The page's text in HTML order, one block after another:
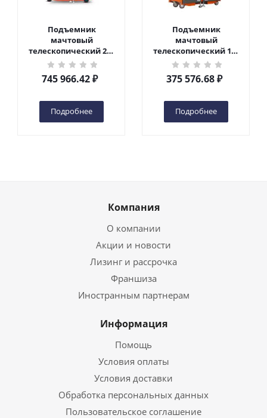
Подъемник
мачтовый
телескопический 200
кг 10 м TOR GTWY10-
200S DC 2-мачтовый
(автономный) (N) в
745 966.42₽
Подробнее
Подъемник
мачтовый
телескопический 125
кг 6 м TOR GTWY6-100
DC 1-мачтовый
(автономный) (G) в
375 576.68₽
Подробнее
Компания
О компании
Акции и новости
Лизинг и рассрочка
Франшиза
Иностранным партнерам
Информация
Помощь
Условия оплаты
Условия доставки
Обработка персональных данных
Пользовательское соглашение